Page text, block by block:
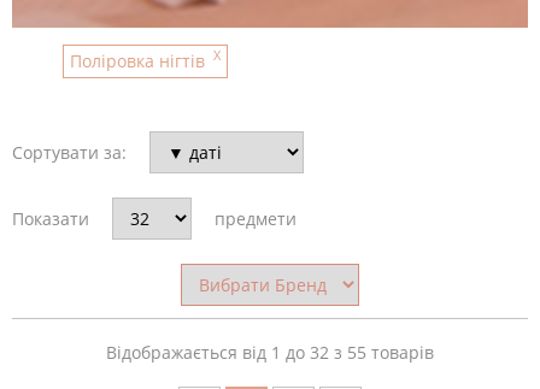
БРЕНД
КРАЇНА-
ВИРОБНИК
ЗАСТОСУВАННЯ
Поліровка нігтів X
Сортувати за:
Показати предмети
Відображається від 1 до 32 з 55 товарів